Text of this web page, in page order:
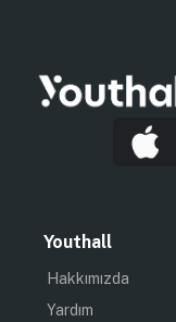
Youthall
Hakkımızda
Yardım